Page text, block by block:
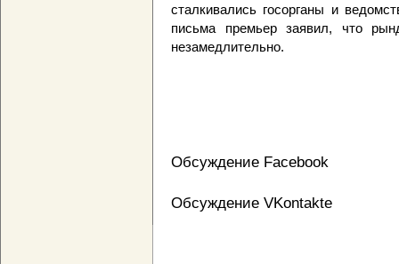
сталкивались госорганы и
письма премьер заявил, что
незамедлительно.
Обсуждение Facebook
Обсуждение VKontakte